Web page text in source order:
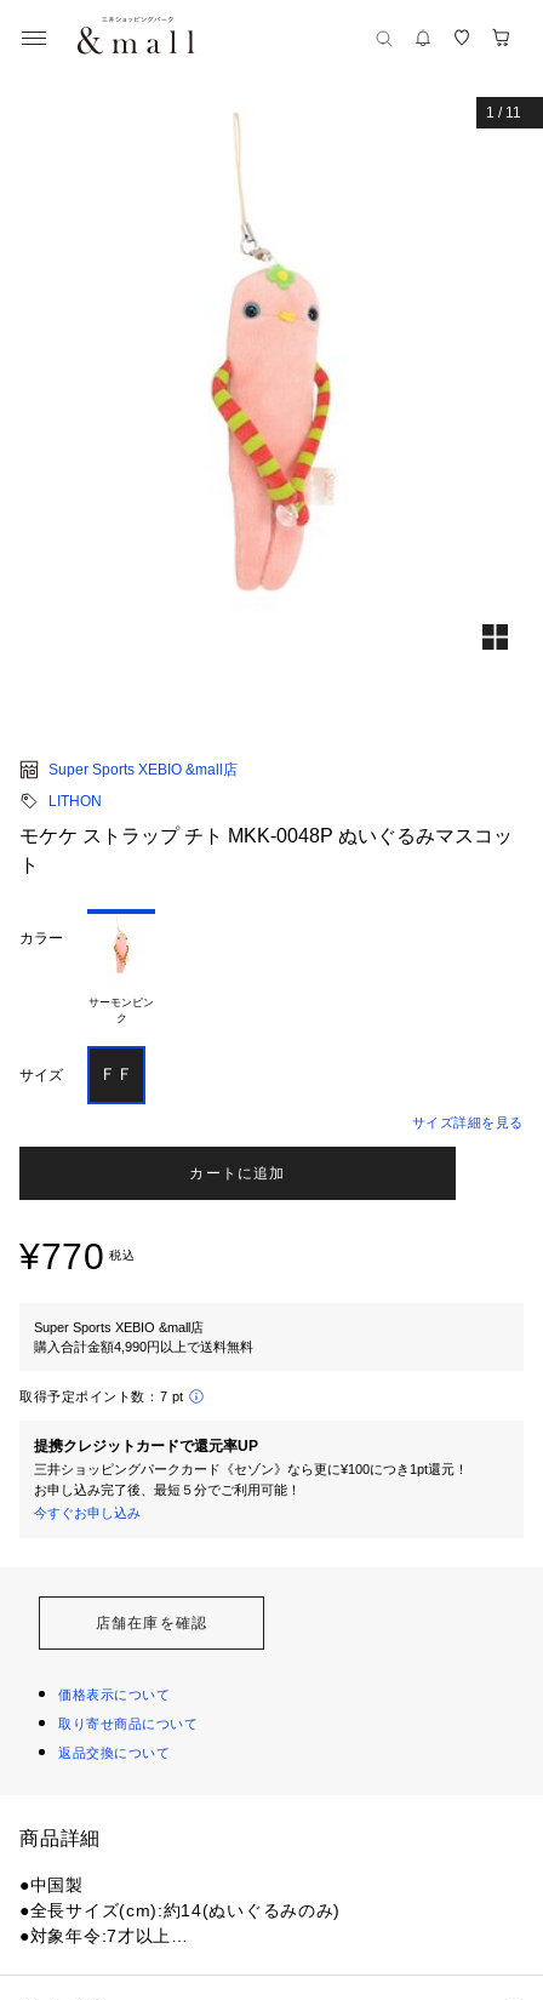
1 / 11
Super Sports XEBIO &mall店
LITHON
モケケ ストラップ チト MKK-0048P ぬいぐるみマスコッ
ト
カラー
サーモンピン
サイズ ＦＦ
サイズ詳細を見る
カートに追加
¥770 税込
Super Sports XEBIO &mall店
購入合計金額4,990円以上で送料無料
取得予定ポイント数： 7 pt
提携クレジットカードで還元率UP
三井ショッピングパークカード《セゾン》なら更に¥100につき1pt還元！
お申し込み完了後、最短５分でご利用可能！
今すぐお申し込み
店舗在庫を確認
価格表示について
取り寄せ商品について
返品交換について
商品詳細
●中国製
●全長サイズ(cm):約14(ぬいぐるみのみ)
●対象年令:7才以上